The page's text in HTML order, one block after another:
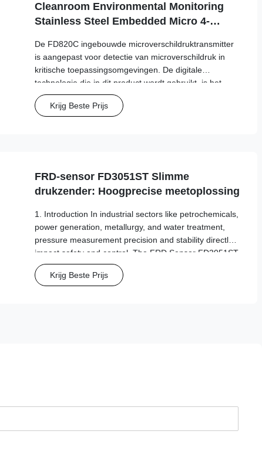
Cleanroom Environmental Monitoring
Stainless Steel Embedded Micro 4-
Detection
De FD820C ingebouwde microverschildruktransmitter
is aangepast voor detectie van microverschildruk in
kritische toepassingsomgevingen. De digitale
technologie die in dit product wordt gebruikt, is het
nieuwste toepassingsresultaat op het gebied van
sensorproductie.
Krijg Beste Prijs
FRD-sensor FD3051ST Slimme
drukzender: Hoogprecise meetoplossing
1. Introduction In industrial sectors like petrochemicals,
power generation, metallurgy, and water treatment,
pressure measurement precision and stability directly
impact safety and control. The FRD Sensor FD3051ST
Smart Pressure Transmitter is engineered for wide-
range pressure monitoring. ...
Krijg Beste Prijs